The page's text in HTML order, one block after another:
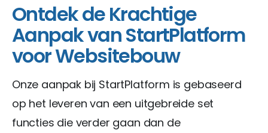
Ontdek de Krachtige
Aanpak van StartPlatform
voor Websitebouw
Onze aanpak bij StartPlatform is gebaseerd
op het leveren van een uitgebreide set
functies die verder gaan dan de